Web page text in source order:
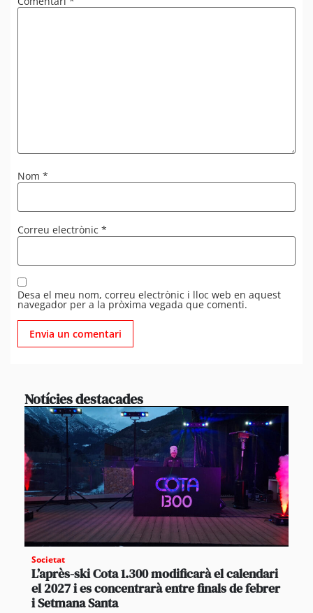
Nom *
Correu electrònic *
Desa el meu nom, correu electrònic i lloc web en aquest
navegador per a la pròxima vegada que comenti.
Notícies destacades
Societat
L’après-ski Cota 1.300 modificarà el calendari
el 2027 i es concentrarà entre finals de febrer
i Setmana Santa